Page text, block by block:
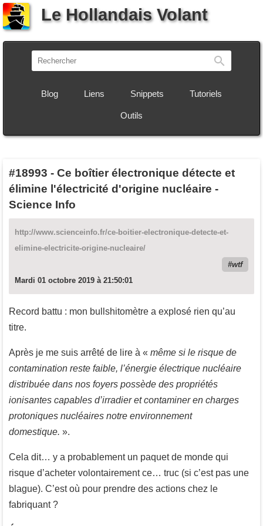
Le Hollandais Volant
Blog Liens Snippets Tutoriels
Outils
#18993 - Ce boîtier électronique détecte et
élimine l'électricité d'origine nucléaire -
Science Info
http://www.scienceinfo.fr/ce-boitier-electronique-detecte-et-
elimine-electricite-origine-nucleaire/
wtf
Mardi 01 octobre 2019 à 21:50:01
Record battu : mon bullshitomètre a explosé rien qu’au
titre.
Après je me suis arrêté de lire à « même si le risque de
contamination reste faible, l’énergie électrique nucléaire
distribuée dans nos foyers possède des propriétés
ionisantes capables d’irradier et contaminer en charges
protoniques nucléaires notre environnement
domestique. ».
Cela dit… y a probablement un paquet de monde qui
risque d’acheter volontairement ce… truc (si c’est pas une
blague). C’est où pour prendre des actions chez le
fabriquant ?